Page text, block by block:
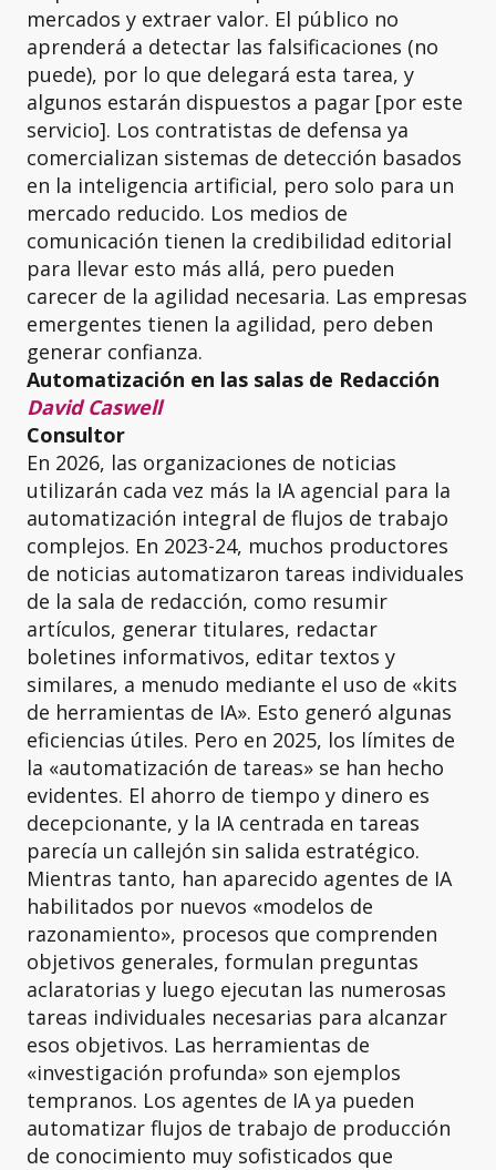
mercados y extraer valor. El público no
aprenderá a detectar las falsificaciones (no
puede), por lo que delegará esta tarea, y
algunos estarán dispuestos a pagar [por este
servicio]. Los contratistas de defensa ya
comercializan sistemas de detección basados
en la inteligencia artificial, pero solo para un
mercado reducido. Los medios de
comunicación tienen la credibilidad editorial
para llevar esto más allá, pero pueden
carecer de la agilidad necesaria. Las empresas
emergentes tienen la agilidad, pero deben
generar confianza.
Automatización en las salas de Redacción
David Caswell
Consultor
En 2026, las organizaciones de noticias
utilizarán cada vez más la IA agencial para la
automatización integral de flujos de trabajo
complejos. En 2023-24, muchos productores
de noticias automatizaron tareas individuales
de la sala de redacción, como resumir
artículos, generar titulares, redactar
boletines informativos, editar textos y
similares, a menudo mediante el uso de «kits
de herramientas de IA». Esto generó algunas
eficiencias útiles. Pero en 2025, los límites de
la «automatización de tareas» se han hecho
evidentes. El ahorro de tiempo y dinero es
decepcionante, y la IA centrada en tareas
parecía un callejón sin salida estratégico.
Mientras tanto, han aparecido agentes de IA
habilitados por nuevos «modelos de
razonamiento», procesos que comprenden
objetivos generales, formulan preguntas
aclaratorias y luego ejecutan las numerosas
tareas individuales necesarias para alcanzar
esos objetivos. Las herramientas de
«investigación profunda» son ejemplos
tempranos. Los agentes de IA ya pueden
automatizar flujos de trabajo de producción
de conocimiento muy sofisticados que